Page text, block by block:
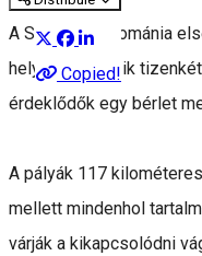
Copied!
A SkiHargita Románia
helyszín tartozik
érdeklődők egy bérlet
A pályák 117
mellett mindenhol
várják a kikapcsolódni